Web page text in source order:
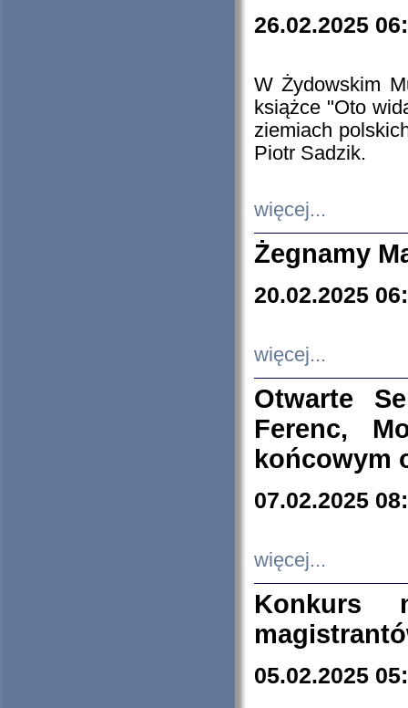
26.02.2025
W Żydowskim
książce "Oto
ziemiach
Piotr Sadzik.
więcej...
Żegnamy
20.02.2025
więcej...
Otwarte
Ferenc,
końcowym
07.02.2025
więcej...
Konkurs
05.02.2025